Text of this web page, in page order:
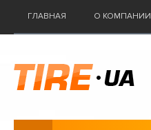
ГЛАВНАЯ О КОМПАНИИ